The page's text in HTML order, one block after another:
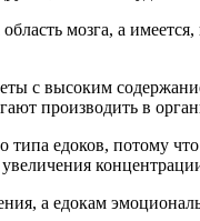
мозга, а
с высоким
производить в
едоков, потому
а едокам